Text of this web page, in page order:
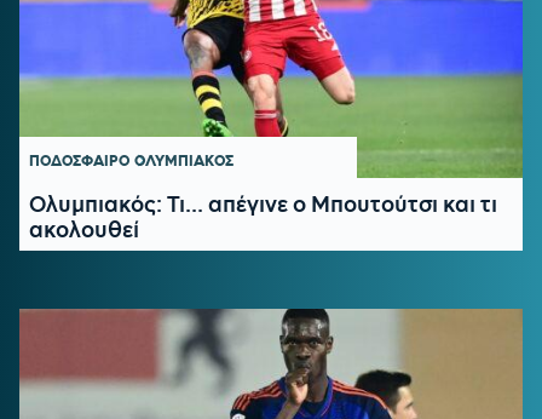
ΠΟΔΟΣΦΑΙΡΟ ΟΛΥΜΠΙΑΚΟΣ
Ολυμπιακός: Τι... απέγινε ο Μπουτούτσι και τι
ακολουθεί